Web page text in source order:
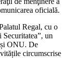
oficială.
Regal, cu o
Securitatea”, un
ONU. De
circumscrise